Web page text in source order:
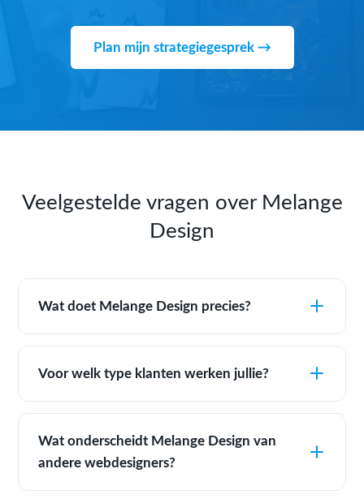
Plan mijn strategiegesprek →
Veelgestelde vragen over Melange
Design
Wat doet Melange Design precies?
Voor welk type klanten werken jullie?
Wat onderscheidt Melange Design van
andere webdesigners?